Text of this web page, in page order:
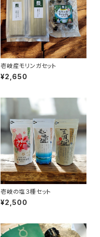
壱岐産モリンガセット
¥2,650
壱岐の塩３種セット
¥2,500